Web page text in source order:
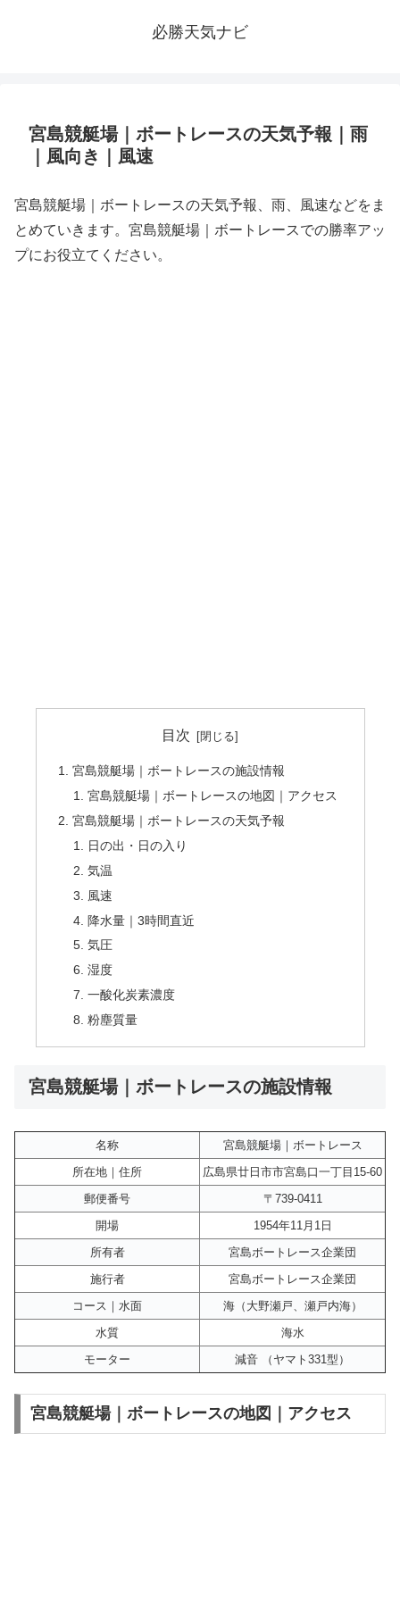
必勝天気ナビ
宮島競艇場｜ボートレースの天気予報｜雨
｜風向き｜風速
宮島競艇場｜ボートレースの天気予報、雨、風速などをま
とめていきます。宮島競艇場｜ボートレースでの勝率アッ
プにお役立てください。
目次
宮島競艇場｜ボートレースの施設情報
宮島競艇場｜ボートレースの地図｜アクセス
宮島競艇場｜ボートレースの天気予報
日の出・日の入り
気温
風速
降水量｜3時間直近
気圧
湿度
一酸化炭素濃度
粉塵質量
宮島競艇場｜ボートレースの施設情報
名称
宮島競艇場｜ボートレース
所在地｜住所
広島県廿日市市宮島口一丁目15-60
郵便番号
〒739-0411
開場
1954年11月1日
所有者
宮島ボートレース企業団
施行者
宮島ボートレース企業団
コース｜水面
海（大野瀬戸、瀬戸内海）
水質
海水
モーター
減音 （ヤマト331型）
宮島競艇場｜ボートレースの地図｜アクセス